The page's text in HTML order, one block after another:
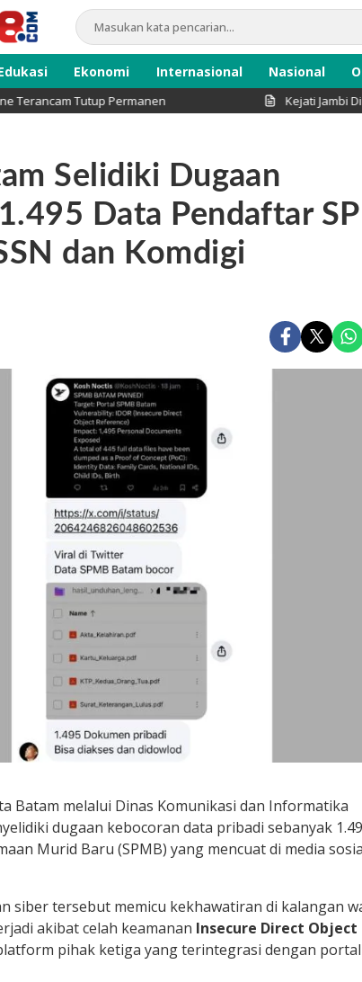
Ekonomi Internasional Nasional
Tutup Permanen Kejati Jambi Diminta
Selidiki Dugaan
Data Pendaftar
dan Komdigi
Batam melalui Dinas Komunikasi dan Informatika
dugaan kebocoran data pribadi sebanyak
Murid Baru (SPMB) yang mencuat di media
siber tersebut memicu kekhawatiran di kalangan
akibat celah keamanan Insecure Direct Object
pihak ketiga yang terintegrasi dengan portal